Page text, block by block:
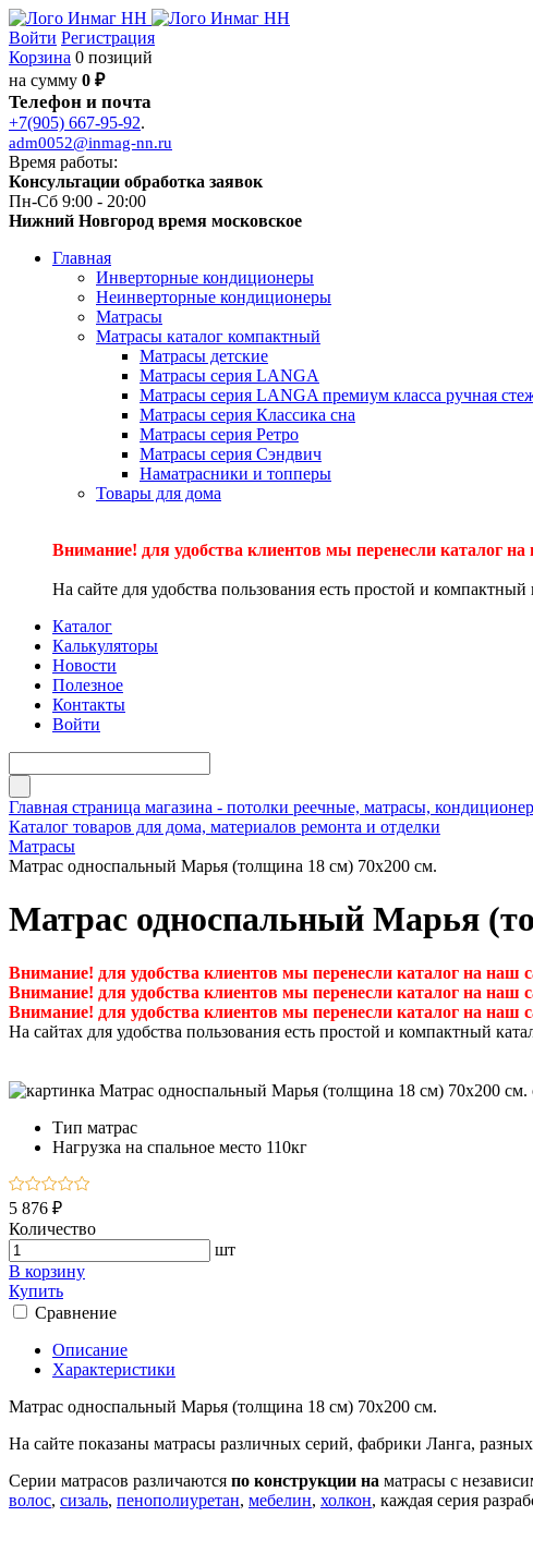
Войти Регистрация
Корзина 0 позиций
на сумму 0 ₽
Телефон и почта
+7(905) 667-95-92.
adm0052@inmag-nn.ru
Время работы:
Консультации обработка заявок
Пн-Сб 9:00 - 20:00
Нижний Новгород время московское
Главная
Инверторные кондиционеры
Неинверторные кондиционеры
Матрасы
Матрасы каталог компактный
Матрасы детские
Матрасы серия LANGA
Матрасы серия LANGA премиум класса ручная
Матрасы серия Классика сна
Матрасы серия Ретро
Матрасы серия Сэндвич
Наматрасники и топперы
Товары для дома
Внимание! для удобства клиентов мы перенесли каталог
На сайте для удобства пользования есть простой и
Каталог
Калькуляторы
Новости
Полезное
Контакты
Войти
Главная страница магазина - потолки реечные, матрасы,
Каталог товаров для дома, материалов ремонта и отделки
Матрасы
Матрас односпальный Марья (толщина 18 см) 70х200 см.
Матрас односпальный Марья
Внимание! для удобства клиентов мы перенесли каталог на наш
Внимание! для удобства клиентов мы перенесли каталог на наш
Внимание! для удобства клиентов мы перенесли каталог на наш
На сайтах для удобства пользования есть простой и компактный
Тип матрас
Нагрузка на спальное место 110кг
5 876 ₽
Количество
шт
В корзину
Купить
Сравнение
Описание
Характеристики
Матрас односпальный Марья (толщина 18 см) 70х200 см.
На сайте показаны матрасы различных серий, фабрики Ланга,
Серии матрасов различаются по конструкции на матрасы с
волос, сизаль, пенополиуретан, мебелин, холкон, каждая серия